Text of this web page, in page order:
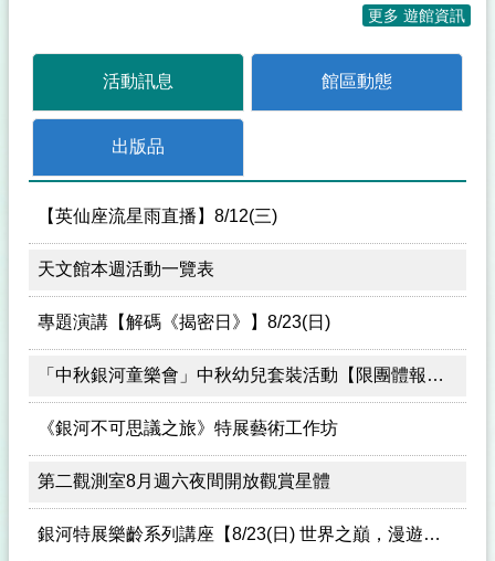
更多 遊館資訊
活動訊息 館區動態
出版品
【英仙座流星雨直播】8/12(三)
天文館本週活動一覽表
專題演講【解碼《揭密日》】8/23(日)
「中秋銀河童樂會」中秋幼兒套裝活動【限團體報名】
《銀河不可思議之旅》特展藝術工作坊
第二觀測室8月週六夜間開放觀賞星體
銀河特展樂齡系列講座【8/23(日) 世界之巔，漫遊銀河】報名中~